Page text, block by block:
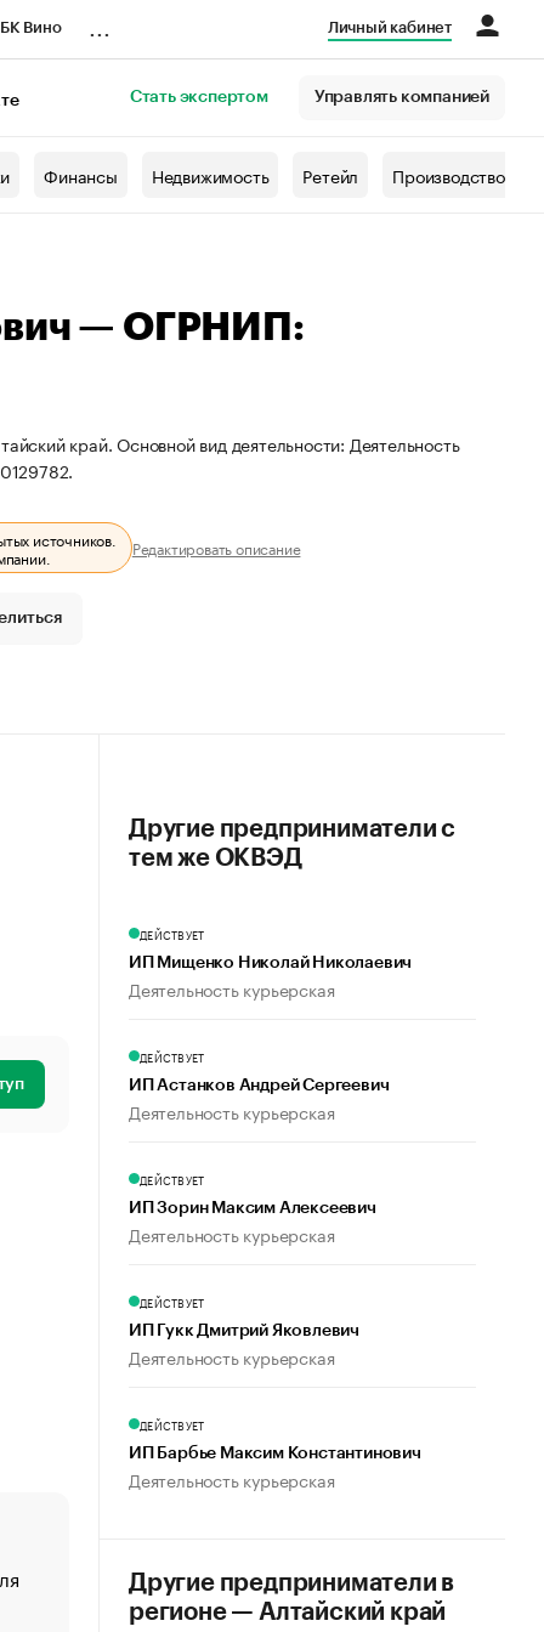
Вино Личный кабинет
Стать экспертом Управлять компанией
Финансы Недвижимость Ретейл Производство
— ОГРНИП:
край. Основной вид деятельности: Деятельность
источников. Редактировать описание
«От спорта тело стареет иначе». Как живет глава
создавшей GTA
Другие предприниматели с
тем же ОКВЭД
ДЕЙСТВУЕТ
ИП Мищенко Николай Николаевич
Деятельность курьерская
ДЕЙСТВУЕТ
ИП Астанков Андрей Сергеевич
Деятельность курьерская
ДЕЙСТВУЕТ
ИП Зорин Максим Алексеевич
Деятельность курьерская
ДЕЙСТВУЕТ
ИП Гукк Дмитрий Яковлевич
Деятельность курьерская
ДЕЙСТВУЕТ
ИП Барбье Максим Константинович
Деятельность курьерская
Другие предприниматели в
регионе — Алтайский край